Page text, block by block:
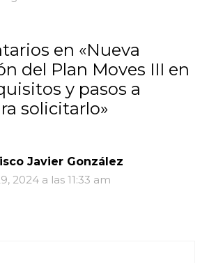
en «Nueva
del Plan Moves III en
y pasos a
solicitarlo»
Javier González
2024 a las 11:33 am